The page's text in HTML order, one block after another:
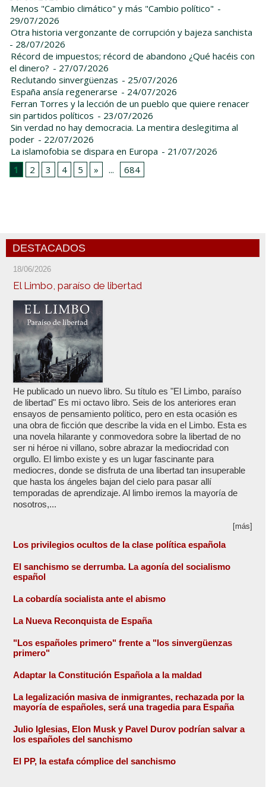
Menos "Cambio climático" y más "Cambio político" -
29/07/2026
Otra historia vergonzante de corrupción y bajeza sanchista
- 28/07/2026
Récord de impuestos; récord de abandono ¿Qué hacéis con
el dinero? - 27/07/2026
Reclutando sinvergüenzas - 25/07/2026
España ansía regenerarse - 24/07/2026
Ferran Torres y la lección de un pueblo que quiere renacer
sin partidos políticos - 23/07/2026
Sin verdad no hay democracia. La mentira deslegitima al
poder - 22/07/2026
La islamofobia se dispara en Europa - 21/07/2026
1
2 3 4 5 » ... 684
DESTACADOS
18/06/2026
El Limbo, paraíso de libertad
He publicado un nuevo libro. Su título es "El Limbo, paraíso
de libertad" Es mi octavo libro. Seis de los anteriores eran
ensayos de pensamiento político, pero en esta ocasión es
una obra de ficción que describe la vida en el Limbo. Esta es
una novela hilarante y conmovedora sobre la libertad de no
ser ni héroe ni villano, sobre abrazar la mediocridad con
orgullo. El limbo existe y es un lugar fascinante para
mediocres, donde se disfruta de una libertad tan insuperable
que hasta los ángeles bajan del cielo para pasar allí
temporadas de aprendizaje. Al limbo iremos la mayoría de
nosotros,...
[más]
Los privilegios ocultos de la clase política española
El sanchismo se derrumba. La agonía del socialismo
español
La cobardía socialista ante el abismo
La Nueva Reconquista de España
"Los españoles primero" frente a "los sinvergüenzas
primero"
Adaptar la Constitución Española a la maldad
La legalización masiva de inmigrantes, rechazada por la
mayoría de españoles, será una tragedia para España
Julio Iglesias, Elon Musk y Pavel Durov podrían salvar a
los españoles del sanchismo
El PP, la estafa cómplice del sanchismo